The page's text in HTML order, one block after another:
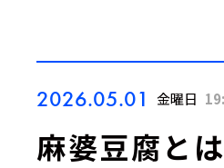
2026.05.01 金曜日
麻婆豆腐と